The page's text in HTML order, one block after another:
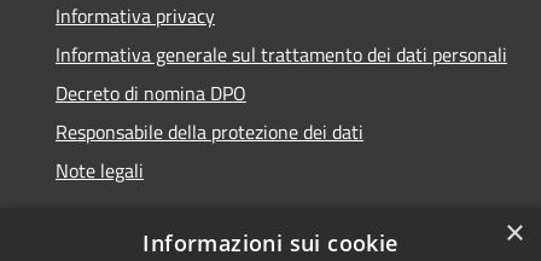
Informativa privacy
Informativa generale sul trattamento dei dati personali
Decreto di nomina DPO
Responsabile della protezione dei dati
Note legali
×
Informazioni sui cookie